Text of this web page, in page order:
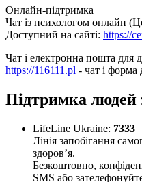
Онлайн-підтримка
Чат із психологом онлайн
Доступний на сайті: https://
Чат і електронна пошта для
https://116111.pl - чат і форма
Підтримка людей
LifeLine Ukraine: 7333
Лінія запобігання
здоров’я.
Безкоштовно,
SMS або